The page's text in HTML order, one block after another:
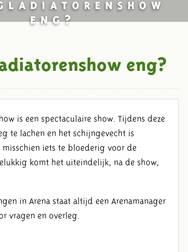
ENG?
eng?
is een spectaculaire show. Tijdens deze
te lachen en het schijngevecht is
misschien iets te bloederig voor de
komt het uiteindelijk, na de show,
in Arena staat altijd een Arenamanager
vragen en overleg.